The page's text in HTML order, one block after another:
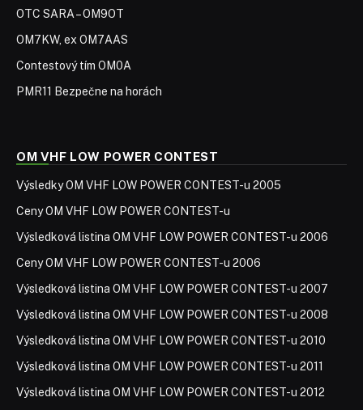
OTC SARA – OM9OT
OM7KW, ex OM7AAS
Contestový tím OM0A
PMR11 Bezpečne na horách
OM VHF LOW POWER CONTEST
Výsledky OM VHF LOW POWER CONTEST-u 2005
Ceny OM VHF LOW POWER CONTEST-u
Výsledková listina OM VHF LOW POWER CONTEST-u 2006
Ceny OM VHF LOW POWER CONTEST-u 2006
Výsledková listina OM VHF LOW POWER CONTEST-u 2007
Výsledková listina OM VHF LOW POWER CONTEST-u 2008
Výsledková listina OM VHF LOW POWER CONTEST-u 2010
Výsledková listina OM VHF LOW POWER CONTEST-u 2011
Výsledková listina OM VHF LOW POWER CONTEST-u 2012